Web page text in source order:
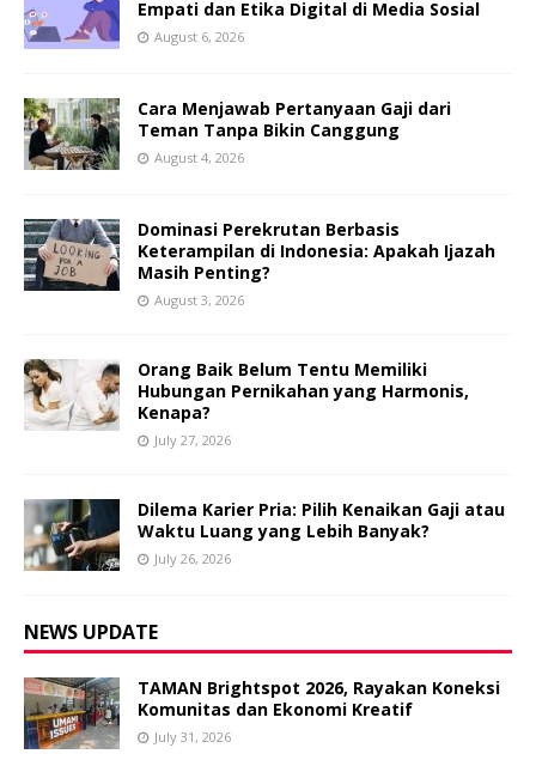
Empati dan Etika Digital di Media Sosial
August 6, 2026
Cara Menjawab Pertanyaan Gaji dari
Teman Tanpa Bikin Canggung
August 4, 2026
Dominasi Perekrutan Berbasis
Keterampilan di Indonesia: Apakah Ijazah
Masih Penting?
August 3, 2026
Orang Baik Belum Tentu Memiliki
Hubungan Pernikahan yang Harmonis,
Kenapa?
July 27, 2026
Dilema Karier Pria: Pilih Kenaikan Gaji atau
Waktu Luang yang Lebih Banyak?
July 26, 2026
NEWS UPDATE
TAMAN Brightspot 2026, Rayakan Koneksi
Komunitas dan Ekonomi Kreatif
July 31, 2026